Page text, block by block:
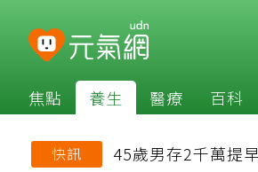
焦點 養生 醫療 百科
快訊 45歲男存2千萬提